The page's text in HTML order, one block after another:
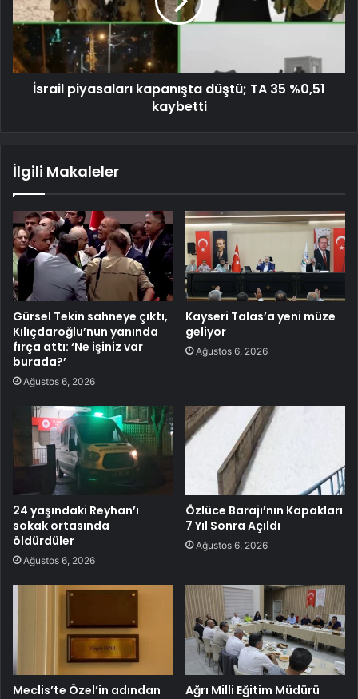
İsrail piyasaları kapanışta düştü; TA 35 %0,51
kaybetti
İlgili Makaleler
Gürsel Tekin sahneye çıktı,
Kılıçdaroğlu’nun yanında
fırça attı: ‘Ne işiniz var
burada?’
Ağustos 6, 2026
Kayseri Talas’a yeni müze
geliyor
Ağustos 6, 2026
24 yaşındaki Reyhan’ı
sokak ortasında
öldürdüler
Ağustos 6, 2026
Özlüce Barajı’nın Kapakları
7 Yıl Sonra Açıldı
Ağustos 6, 2026
Meclis’te Özel’in adından
Ağrı Milli Eğitim Müdürü